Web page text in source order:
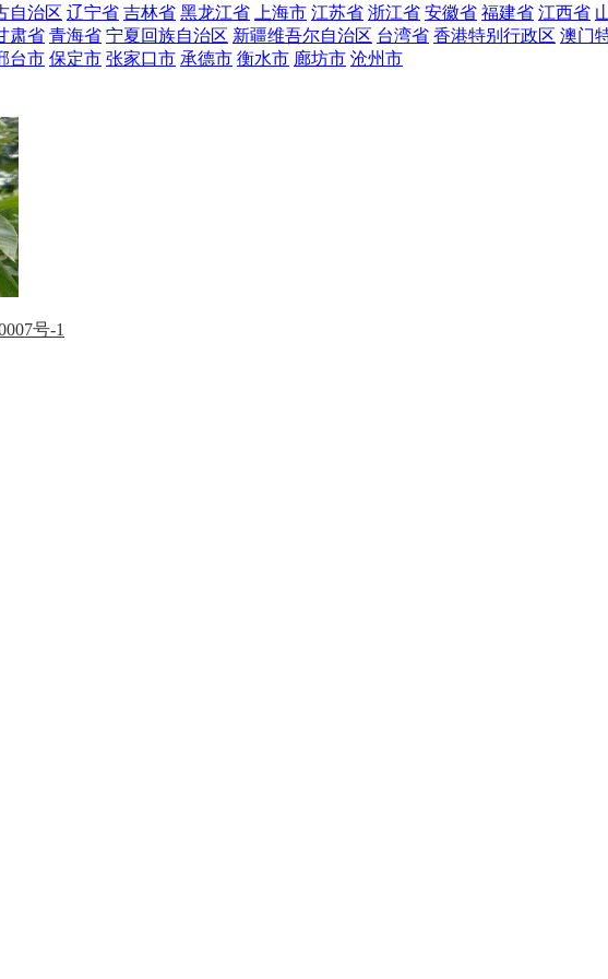
自治区 辽宁省 吉林省 黑龙江省 上海市 江苏省 浙江省 安徽省 福建省 江西省
肃省 青海省 宁夏回族自治区 新疆维吾尔自治区 台湾省 香港特别行政区 澳门
台市 保定市 张家口市 承德市 衡水市 廊坊市 沧州市
号-1